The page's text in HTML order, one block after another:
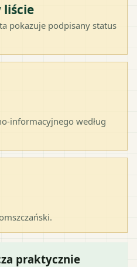
liście
pokazuje podpisany status
informacyjnego według
.
praktycznie